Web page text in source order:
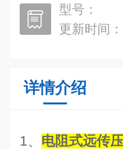
型号：
更新时间：
详情介绍
1、 电阻式远传